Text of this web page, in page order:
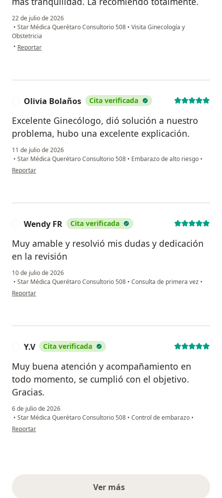
22 de julio de 2026
• Star Médica Querétaro Consultorio 508 • Visita Ginecología y
Obstetricia
• en opinión del usuario CEVX
Reportar
Olivia Bolaños Cita verificada
Excelente Ginecólogo, dió solución a nuestro
problema, hubo una excelente explicación.
11 de julio de 2026
• Star Médica Querétaro Consultorio 508 • Embarazo de alto riesgo •
en opinión del usuario Olivia Bolaños
Reportar
Wendy FR Cita verificada
Muy amable y resolvió mis dudas y dedicación
en la revisión
10 de julio de 2026
• Star Médica Querétaro Consultorio 508 • Consulta de primera vez •
en opinión del usuario Wendy FR
Reportar
Y.V Cita verificada
Muy buena atención y acompañamiento en
todo momento, se cumplió con el objetivo.
Gracias.
6 de julio de 2026
• Star Médica Querétaro Consultorio 508 • Control de embarazo •
en opinión del usuario Y.V
Reportar
Ver másopiniones anteriores